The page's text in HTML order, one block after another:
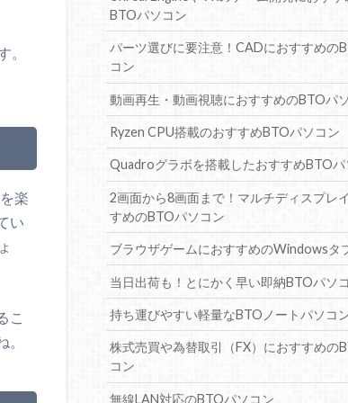
。
楽
い
こ
BTOパソコン
パーツ選びに要注意！CADにおすすめの
コン
動画再生・動画視聴におすすめのBTOパ
Ryzen CPU搭載のおすすめBTOパソコン
Quadroグラボを搭載したおすすめBTOパ
2画面から8画面まで！マルチディスプレ
すめのBTOパソコン
ブラウザゲームにおすすめのWindowsタ
当日出荷も！とにかく早い即納BTOパソ
持ち運びやすい軽量なBTOノートパソコ
株式売買や為替取引（FX）におすすめの
コン
無線LAN対応のBTOパソコン